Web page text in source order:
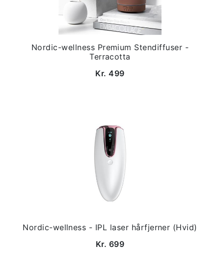
Nordic-wellness Premium Stendiffuser -
Terracotta
Kr. 499
Nordic-wellness - IPL laser hårfjerner (Hvid)
Kr. 699